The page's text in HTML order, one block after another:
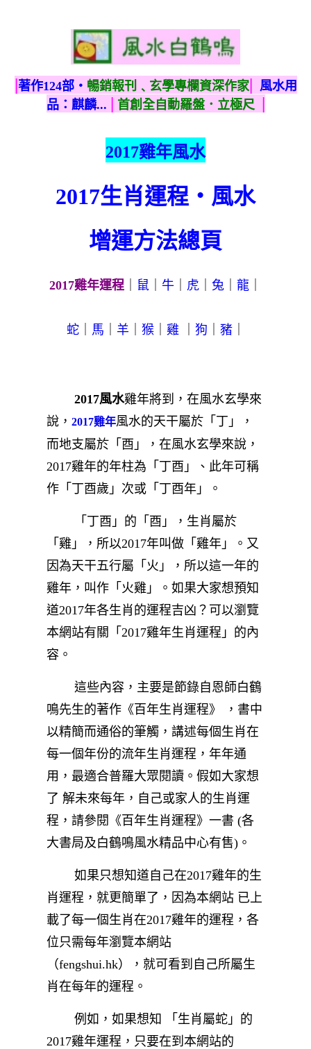
|著作124部‧ 暢銷報刊﹑玄學專欄資深作家| 風水用
品：麒麟... | 首創全自動羅盤．立極尺 |
2017雞年風水
2017生肖運程‧風水
增運方法總頁
2017雞年運程 鼠 牛 虎 兔 龍
蛇｜ 馬 羊 猴｜ 雞 狗 豬｜
2017風水雞年將到，在風水玄學來
說， 2017雞年風水的天干屬於「丁」，
而地支屬於「酉」，在風水玄學來說，
2017雞年的年柱為「丁酉」、此年可稱
作「丁酉歲」次或「丁酉年」。
「丁酉」的「酉」，生肖屬於
「雞」，所以2017年叫做「雞年」。又
因為天干五行屬「火」，所以這一年的
雞年，叫作「火雞」。如果大家想預知
道2017年各生肖的運程吉凶？可以瀏覽
本網站有關「2017雞年生肖運程」的內
容。
這些內容，主要是節錄自恩師白鶴
鳴先生的著作《百年生肖運程》 ，書中
以精簡而通俗的筆觸，講述每個生肖在
每一個年份的流年生肖運程，年年通
用，最適合普羅大眾閱讀。假如大家想
了 解未來每年，自己或家人的生肖運
程，請參閱《百年生肖運程》一書 (各
大書局及白鶴鳴風水精品中心有售)。
如果只想知道自己在2017雞年的生
肖運程，就更簡單了，因為本網站 已上
載了每一個生肖在2017雞年的運程，各
位只需每年瀏覽本網站
（fengshui.hk），就可看到自己所屬生
肖在每年的運程。
例如，如果想知 「生肖屬蛇」的
2017雞年運程，只要在到本網站的